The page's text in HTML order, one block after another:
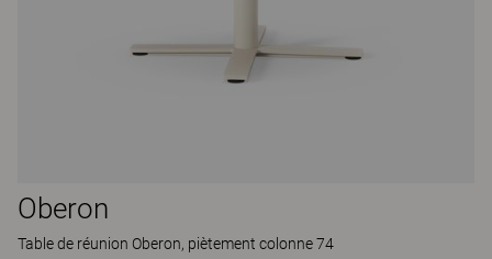
Oberon
Table de réunion Oberon, piètement colonne 74